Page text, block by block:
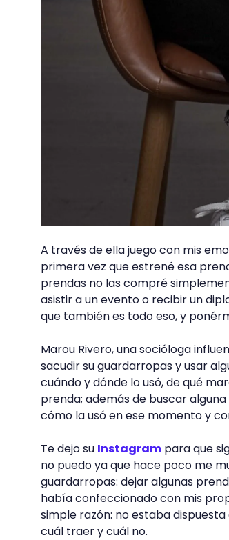
A través de ella juego con mis
primera vez que estrené esa
prendas no las compré
asistir a un evento o recibir un
que también es todo eso, y
Marou Rivero, una socióloga
sacudir su guardarropas y usar
cuándo y dónde lo usó, de qué
prenda; además de buscar
cómo la usó en ese momento y
Te dejo su Instagram para que
no puedo ya que hace poco me
guardarropas: dejar algunas
había confeccionado con mis
simple razón: no estaba
cuál traer y cuál no.